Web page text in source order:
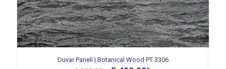
Duvar Paneli | Botanical Wood PT 3306